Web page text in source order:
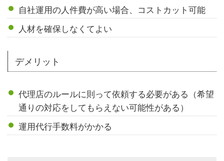
自社運用の人件費が高い場合、コストカット可能
人材を確保しなくてよい
デメリット
代理店のルールに則って依頼する必要がある（希望
通りの対応をしてもらえない可能性がある）
運用代行手数料がかかる